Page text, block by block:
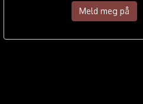
Meld meg på